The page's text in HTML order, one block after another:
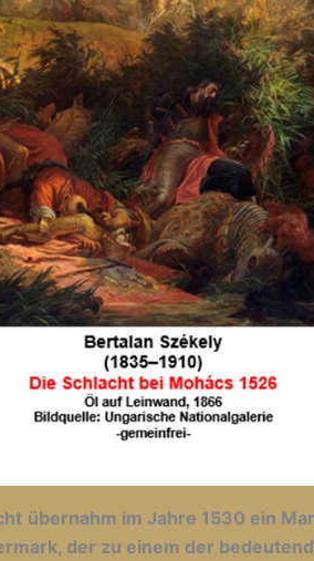
übernahm im Jahre 1530 ein
der zu einem der